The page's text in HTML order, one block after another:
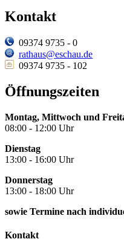
Kontakt
09374 9735 - 0
rathaus@eschau.de
09374 9735 - 102
Öffnungszeiten
Montag, Mittwoch und
08:00 - 12:00 Uhr
Dienstag
13:00 - 16:00 Uhr
Donnerstag
13:00 - 18:00 Uhr
sowie Termine nach
Kontakt